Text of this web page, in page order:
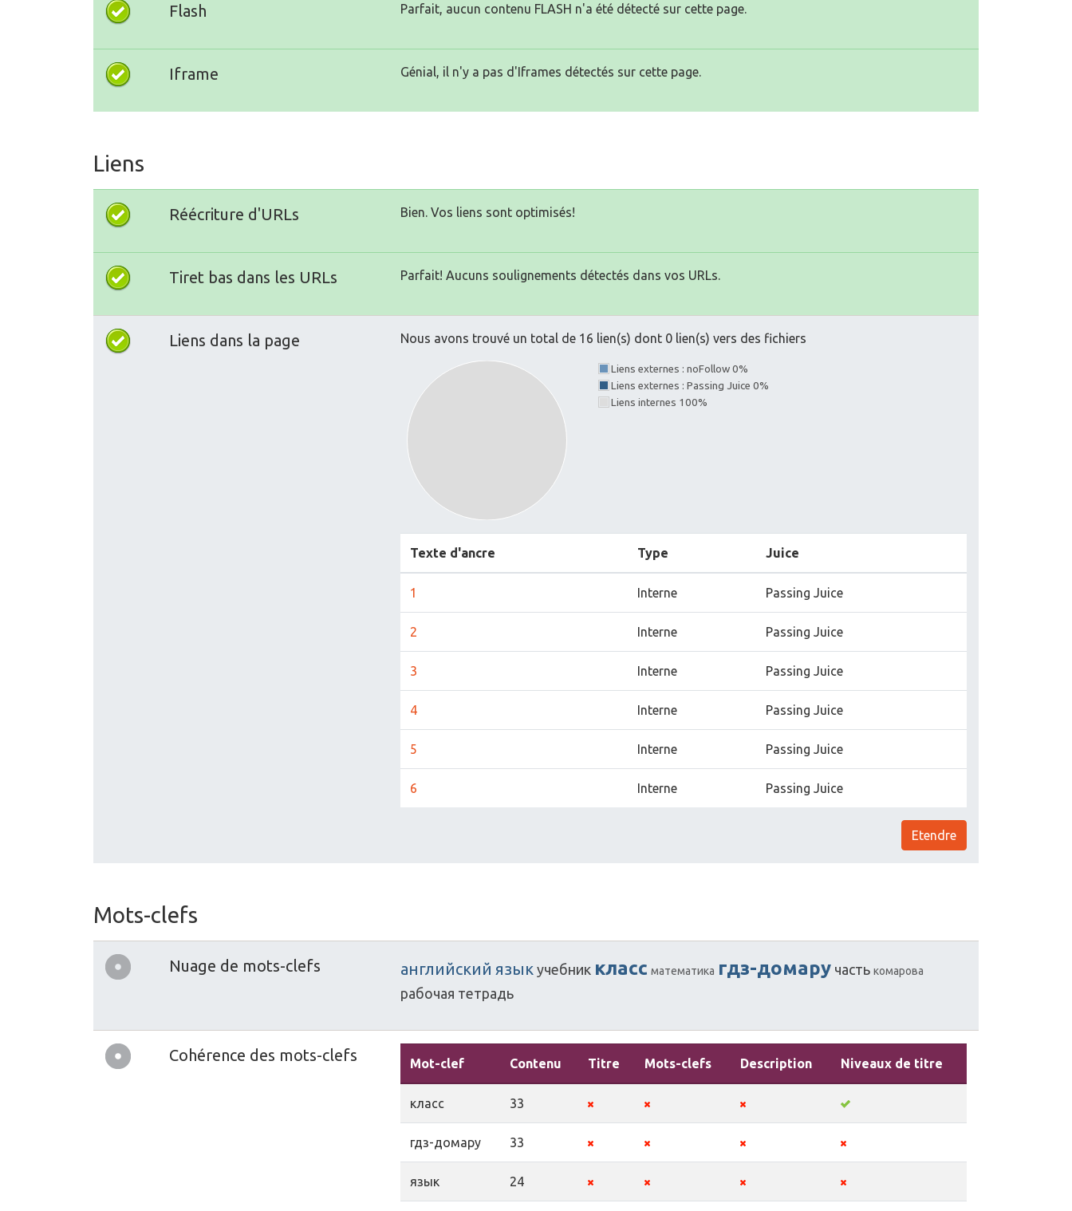
Flash Parfait, aucun contenu FLASH n'a été détecté sur cette page.
Iframe Génial, il n'y a pas d'Iframes détectés sur cette page.
Liens
Réécriture d'URLs Bien. Vos liens sont optimisés!
Tiret bas dans les URLs Parfait! Aucuns soulignements détectés dans vos URLs.
Liens dans la page Nous avons trouvé un total de 16 lien(s) dont 0 lien(s) vers des fichiers
Liens externes : noFollow 0%
Liens externes : Passing Juice 0%
Liens internes 100%
Texte d'ancre Type Juice
1 Interne Passing Juice
2 Interne Passing Juice
3 Interne Passing Juice
4 Interne Passing Juice
5 Interne Passing Juice
6 Interne Passing Juice
Etendre
Mots-clefs
Nuage de mots-clefs английский язык учебник класс математика гдз-домару часть комарова
рабочая тетрадь
Cohérence des mots-clefs Mot-clef Contenu Titre Mots-clefs Description Niveaux de titre
класс 33
гдз-домару 33
язык 24